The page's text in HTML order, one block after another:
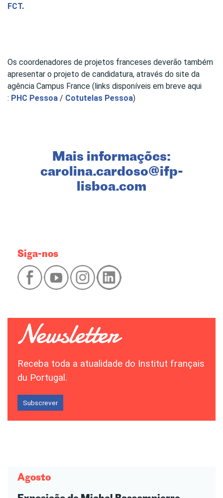
FCT.
Os coordenadores de projetos franceses deverão também
apresentar o projeto de candidatura, através do site da
agência Campus France (links disponíveis em breve aqui
: PHC Pessoa / Cotutelas Pessoa)
Mais informações:
carolina.cardoso@ifp-
lisboa.com
Siga-nos
Receba toda a atualidade do Institut français
du Portugal.
Subscrever
Agosto